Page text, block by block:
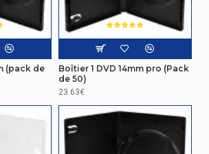
(pack de
Boîtier 1 DVD 14mm pro (Pack
de 50)
23.63€